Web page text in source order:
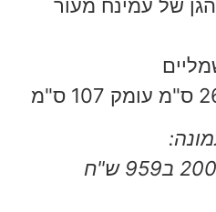
של עמינח מעור